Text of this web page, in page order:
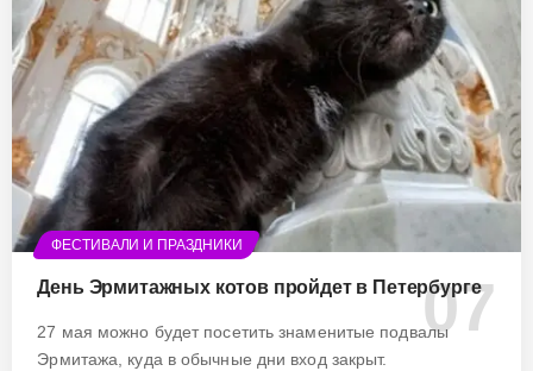
ФЕСТИВАЛИ И ПРАЗДНИКИ
День Эрмитажных котов пройдет в Петербурге
27 мая можно будет посетить знаменитые подвалы
Эрмитажа, куда в обычные дни вход закрыт.